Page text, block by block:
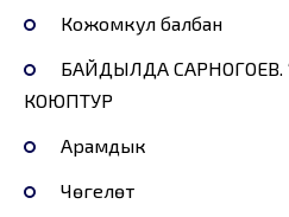
Кожомкул балбан
БАЙДЫЛДА САРНОГОЕВ.
КОЮПТУР
Арамдык
Чөгелөтүү